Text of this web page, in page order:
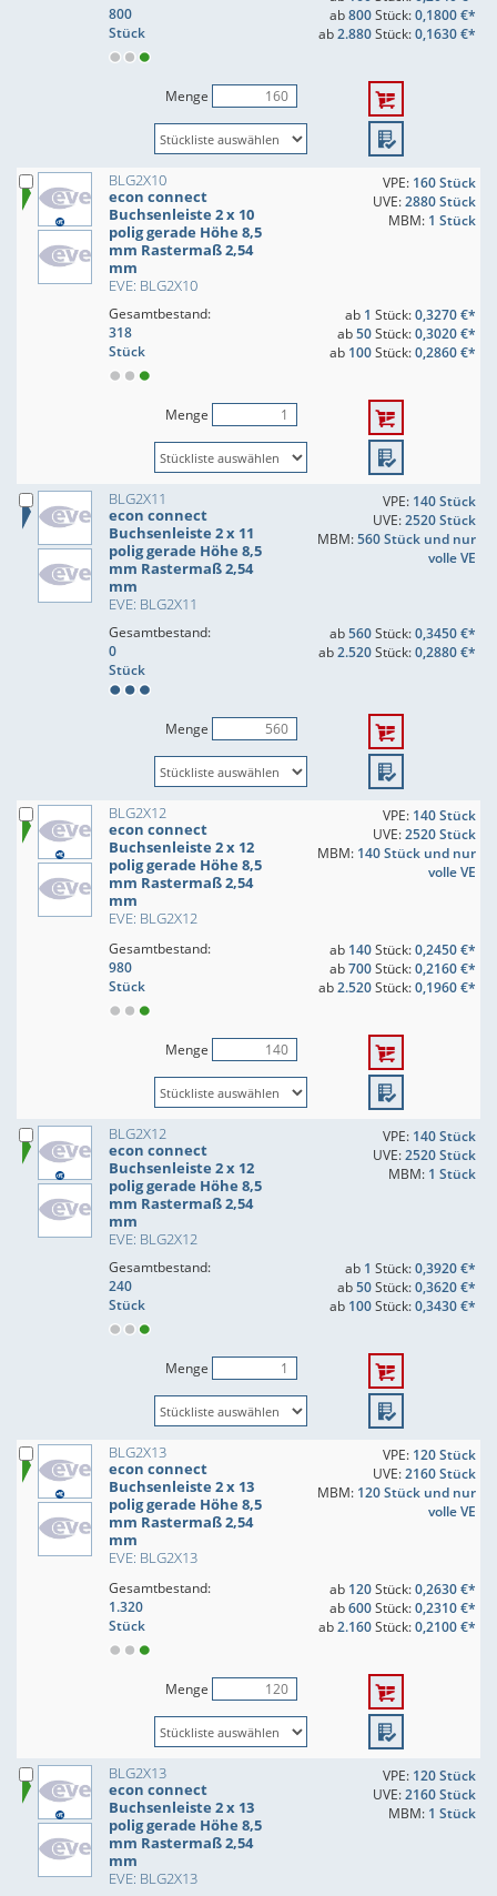
800
Stück
ab800Stück:0,1800 €*
ab2.880Stück:0,1630 €*
Menge
BLG2X10
econ connect
Buchsenleiste 2 x 10
polig gerade Höhe 8,5
mm Rastermaß 2,54
mm
EVE: BLG2X10
VPE: 160 Stück
UVE:2880 Stück
MBM: 1 Stück
Gesamtbestand:
318
Stück
ab 1 Stück:0,3270 €*
ab50Stück:0,3020 €*
ab 100Stück:0,2860 €*
Menge
BLG2X11
econ connect
Buchsenleiste 2 x 11
polig gerade Höhe 8,5
mm Rastermaß 2,54
mm
EVE: BLG2X11
VPE: 140 Stück
UVE:2520 Stück
MBM:560 Stück und nur
volle VE
Gesamtbestand:
0
Stück
ab560Stück:0,3450 €*
ab2.520Stück:0,2880 €*
Menge
BLG2X12
econ connect
Buchsenleiste 2 x 12
polig gerade Höhe 8,5
mm Rastermaß 2,54
mm
EVE: BLG2X12
VPE: 140 Stück
UVE:2520 Stück
MBM: 140 Stück und nur
volle VE
Gesamtbestand:
980
Stück
ab 140Stück:0,2450 €*
ab700Stück:0,2160 €*
ab2.520Stück:0,1960 €*
Menge
BLG2X12
econ connect
Buchsenleiste 2 x 12
polig gerade Höhe 8,5
mm Rastermaß 2,54
mm
EVE: BLG2X12
VPE: 140 Stück
UVE:2520 Stück
MBM: 1 Stück
Gesamtbestand:
240
Stück
ab 1 Stück:0,3920 €*
ab50Stück:0,3620 €*
ab 100Stück:0,3430 €*
Menge
BLG2X13
econ connect
Buchsenleiste 2 x 13
polig gerade Höhe 8,5
mm Rastermaß 2,54
mm
EVE: BLG2X13
VPE: 120 Stück
UVE:2160 Stück
MBM: 120 Stück und nur
volle VE
Gesamtbestand:
1.320
Stück
ab 120Stück:0,2630 €*
ab600Stück:0,2310 €*
ab2.160Stück:0,2100 €*
Menge
BLG2X13
econ connect
Buchsenleiste 2 x 13
polig gerade Höhe 8,5
mm Rastermaß 2,54
mm
EVE: BLG2X13
VPE: 120 Stück
UVE:2160 Stück
MBM: 1 Stück